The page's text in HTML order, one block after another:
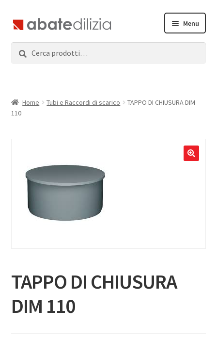
Vai
alla
navigazione
Vai
al
contenuto
Menu
child
Servizi
Accedi
Registrati
Home Tubi e Raccordi di scarico
TAPPO DI CHIUSURA DIM
110
TAPPO DI CHIUSURA
DIM 110